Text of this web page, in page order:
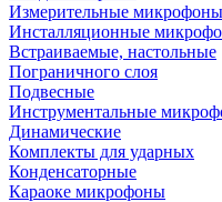
Измерительные микрофоны
Инсталляционные
Встраиваемые, настольные
Пограничного слоя
Подвесные
Инструментальные
Динамические
Комплекты для ударных
Конденсаторные
Караоке микрофоны